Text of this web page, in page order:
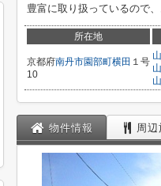
豊富に取り扱っているので
所在地
京都府南丹市園部町横田 １号
10
物件情報 周辺